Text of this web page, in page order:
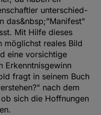
unter­schied­
das&nbsp;"Manifest"
Mit Hilfe dieses
möglichst reales Bild
eine vorsichtige
Erkenntnis­­gewinn
fragt in seinem Buch
nach dem
sich die Hoffnungen